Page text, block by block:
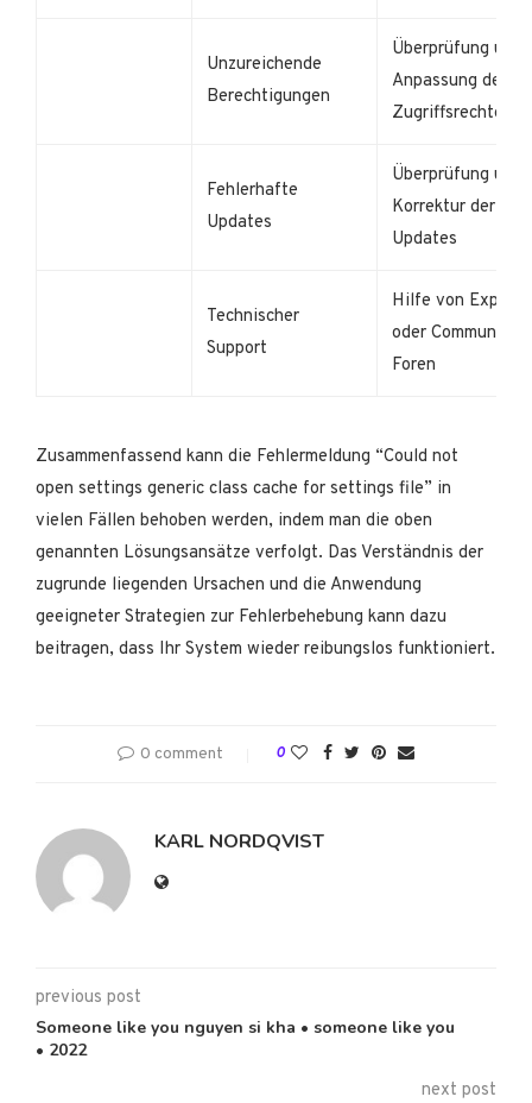
Unzureichende
Berechtigungen
Überprüfung und
Anpassung der
Zugriffsrechte
Fehlerhafte
Updates
Überprüfung und
Korrektur der
Updates
Technischer
Support
Hilfe von
oder Community-
Foren
Zusammenfassend kann die Fehlermeldung “Could not
open settings generic class cache for settings file” in
vielen Fällen behoben werden, indem man die oben
genannten Lösungsansätze verfolgt. Das Verständnis der
zugrunde liegenden Ursachen und die Anwendung
geeigneter Strategien zur Fehlerbehebung kann dazu
beitragen, dass Ihr System wieder reibungslos funktioniert.
0 comment 0
KARL NORDQVIST
previous post
Someone like you nguyen si kha • someone like you
• 2022
next post